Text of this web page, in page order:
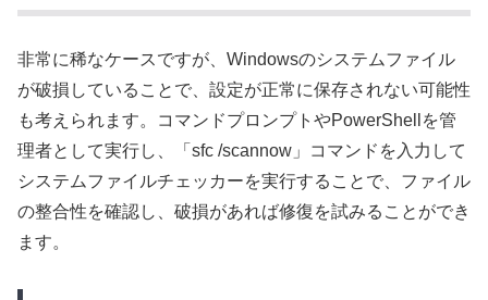
非常に稀なケースですが、Windowsのシステムファイル
が破損していることで、設定が正常に保存されない可能性
も考えられます。コマンドプロンプトやPowerShellを管
理者として実行し、「sfc /scannow」コマンドを入力して
システムファイルチェッカーを実行することで、ファイル
の整合性を確認し、破損があれば修復を試みることができ
ます。